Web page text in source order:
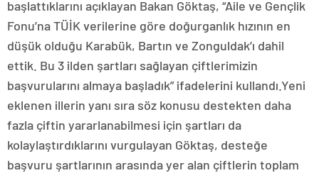
başlattıklarını açıklayan Bakan Göktaş, “Aile ve Gençlik
Fonu’na TÜİK verilerine göre doğurganlık hızının en
düşük olduğu Karabük, Bartın ve Zonguldak’ı dahil
ettik. Bu 3 ilden şartları sağlayan çiftlerimizin
başvurularını almaya başladık” ifadelerini kullandı.Yeni
eklenen illerin yanı sıra söz konusu destekten daha
fazla çiftin yararlanabilmesi için şartları da
kolaylaştırdıklarını vurgulayan Göktaş, desteğe
başvuru şartlarının arasında yer alan çiftlerin toplam